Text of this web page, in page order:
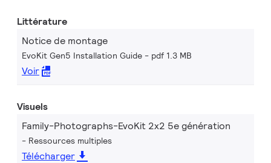
Littérature
Notice de montage
EvoKit Gen5 Installation Guide pdf 1.3 MB
Voir
Visuels
Family-Photographs-EvoKit 2x2 5e génération
Ressources multiples
Télécharger